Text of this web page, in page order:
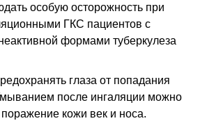
особую осторожность при
ГКС пациентов с
формами туберкулеза
глаза от попадания
после ингаляции можно
кожи век и носа.